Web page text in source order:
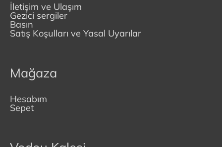
İletişim ve Ulaşım
Gezici sergiler
Basın
Satış Koşulları ve Yasal Uyarılar
Mağaza
Hesabım
Sepet